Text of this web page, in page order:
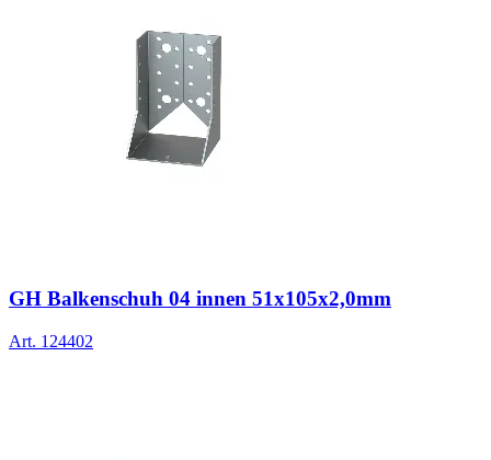
GH Balkenschuh 04 innen 51x105x2,0mm
Art. 124402